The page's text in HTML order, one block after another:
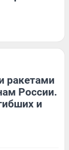
ракетами
России.
и